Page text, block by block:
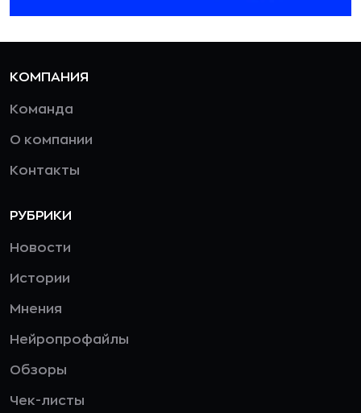
КОМПАНИЯ
Команда
О компании
Контакты
РУБРИКИ
Новости
Истории
Мнения
Нейропрофайлы
Обзоры
Чек-листы